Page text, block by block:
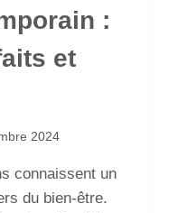
:
et
2024
connaissent un
du bien-être.